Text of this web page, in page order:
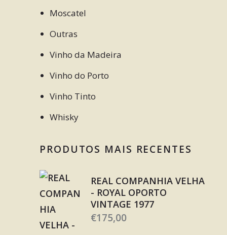
Moscatel
Outras
Vinho da Madeira
Vinho do Porto
Vinho Tinto
Whisky
PRODUTOS MAIS RECENTES
REAL COMPANHIA VELHA
- ROYAL OPORTO
VINTAGE 1977
€175,00